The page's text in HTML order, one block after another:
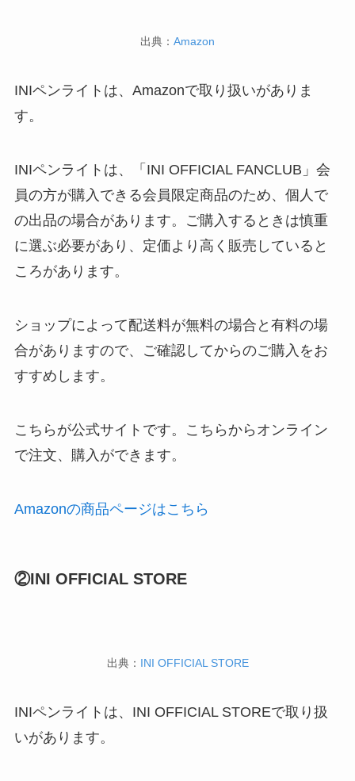
出典： Amazon
INIペンライトは、Amazonで取り扱いがありま
す。
INIペンライトは、「INI OFFICIAL FANCLUB」会
員の方が購入できる会員限定商品のため、個人で
の出品の場合があります。ご購入するときは慎重
に選ぶ必要があり、定価より高く販売していると
ころがあります。
ショップによって配送料が無料の場合と有料の場
合がありますので、ご確認してからのご購入をお
すすめします。
こちらが公式サイトです。こちらからオンライン
で注文、購入ができます。
Amazonの商品ページはこちら
②INI OFFICIAL STORE
出典： INI OFFICIAL STORE
INIペンライトは、INI OFFICIAL STOREで取り扱
いがあります。